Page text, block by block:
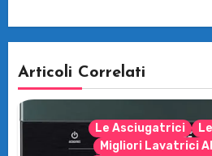
Articoli Correlati
Le Asciugatrici
Migliori Lavatrici